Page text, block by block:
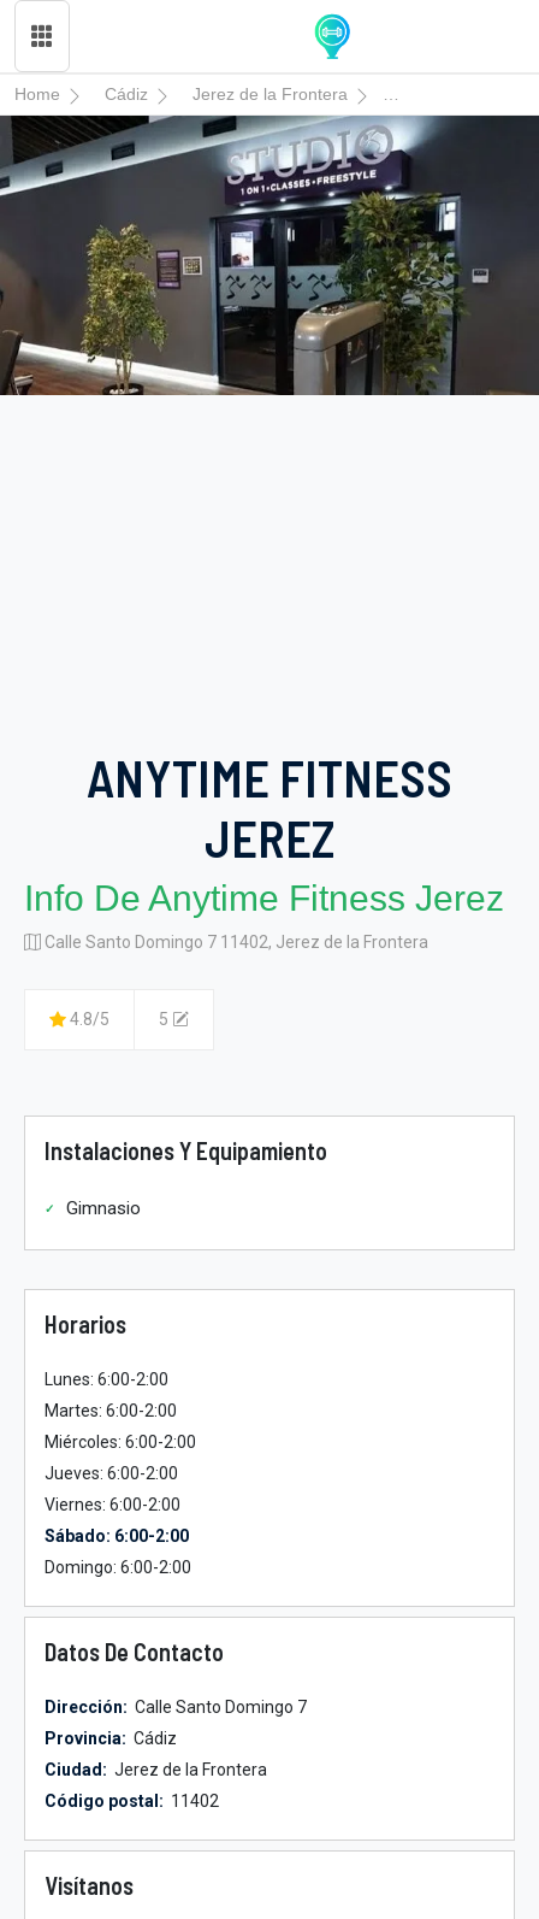
Home Cádiz Jerez de la Frontera Anytime Fitness
ANYTIME FITNESS
JEREZ
Info De Anytime Fitness Jerez
Calle Santo Domingo 7 11402, Jerez de la Frontera
4.8/5 5
Instalaciones Y Equipamiento
Gimnasio
Horarios
Lunes: 6:00-2:00
Martes: 6:00-2:00
Miércoles: 6:00-2:00
Jueves: 6:00-2:00
Viernes: 6:00-2:00
Sábado: 6:00-2:00
Domingo: 6:00-2:00
Datos De Contacto
Dirección: Calle Santo Domingo 7
Provincia: Cádiz
Ciudad: Jerez de la Frontera
Código postal: 11402
Visítanos